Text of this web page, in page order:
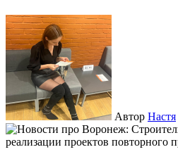
Автор Настя